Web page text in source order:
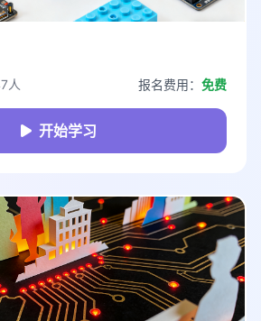
人 报名费用： 免费
开始学习